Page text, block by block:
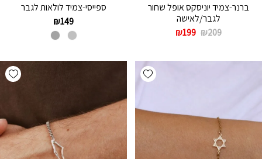
ברנר-צמיד יוניסקס אופל שחור
לגבר/לאישה
₪209
₪199
ספייסי-צמיד לולאות לגבר
₪149
Add wishlist